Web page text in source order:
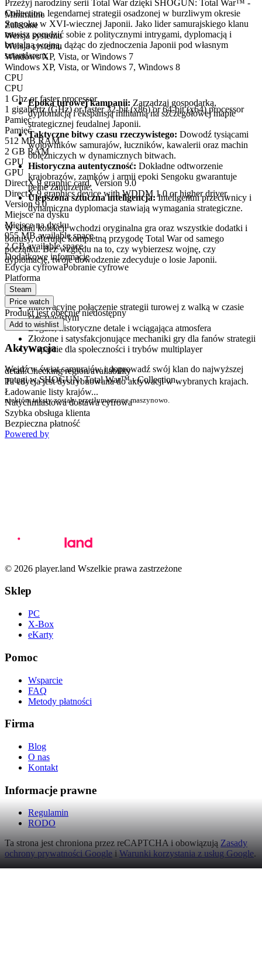
Przeżyj narodziny serii Total War dzięki SHOGUN: Total War™ -
Collection, legendarnej strategii osadzonej w burzliwym okresie
Sengoku w XVI-wiecznej Japonii. Jako lider samurajskiego klanu
musisz poradzić sobie z politycznymi intrygami, dyplomacją i
brutalną wojną, dążąc do zjednoczenia Japonii pod własnym
sztandarem.
Kluczowe cechy
Epoka turowej kampanii: Zarządzaj gospodarką,
dyplomacją i ekspansją militarną na szczegółowej mapie
strategicznej feudalnej Japonii.
Taktyczne bitwy czasu rzeczywistego: Dowodź tysiącami
wojowników samurajów, łuczników, kawalerii oraz machin
oblężniczych w dynamicznych bitwach.
Historyczna autentyczność: Dokładne odtworzenie
krajobrazów, zamków i armii epoki Sengoku gwarantuje
pełne zanurzenie.
Ulepszona sztuczna inteligencja:Inteligentni przeciwnicy i
dynamiczna dyplomacja stawiają wymagania strategiczne.
W skład kolekcji wchodzi oryginalna gra oraz wszystkie dodatki i
bonusy, oferując kompletną przygodę Total War od samego
początku. Bez względu na to, czy wybierzesz wojnę, czy
dyplomację, twoje dowodzenie zdecyduje o losie Japonii.
Dlaczego warto grać w SHOGUN: Total War™?
Innowacyjne połączenie strategii turowej z walką w czasie
rzeczywistym
Bogate, historyczne detale i wciągająca atmosfera
Złożone i satysfakcjonujące mechaniki gry dla fanów strategii
Wsparcie dla społeczności i trybów multiplayer
Wejdź w świat samurajów i doprowadź swój klan do najwyższej
potęgi w SHOGUN: Total War™ - Collection.
niektóre teksty zostały przetłumaczone maszynowo.
Minimalne
Zalecane
Wersja systemu
Wersja systemu
Windows XP, Vista, or Windows 7
Windows XP, Vista, or Windows 7, Windows 8
CPU
CPU
1 Ghz or faster processor
1 gigahertz (GHz) or faster 32-bit (x86) or 64-bit (x64) processor
Pamięć
Pamięć
512 MB RAM
2 GB RAM
GPU
GPU
DirectX 9 graphic card, Version 9.0
DirectX 9 graphics device with WDDM 1.0 or higher driver,
Version 9.0
Miejsce na dysku
Miejsce na dysku
955 MB available space
2 GB available space
Dodatkowe informacje
Edycja cyfrowaPobranie cyfrowe
Platforma
Steam
Price watch
Produkt jest obecnie niedostępny
Add to wishlist
Aktywacja
detail.Checking region availability
Ta edycja jest dystrybuowana do aktywacji w wybranych krajach.
Ładowanie listy krajów...
Natychmiastowa dostawa cyfrowa
Szybka obsługa klienta
Bezpieczna płatność
Powered by
© 2026 player.land Wszelkie prawa zastrzeżone
Sklep
PC
X-Box
eKarty
Pomoc
Wsparcie
FAQ
Metody płatności
Firma
Blog
O nas
Kontakt
Informacje prawne
Regulamin
RODO
Ta strona jest chroniona przez reCAPTCHA i obowiązują Zasady
ochrony prywatności Google i Warunki korzystania z usług Google.